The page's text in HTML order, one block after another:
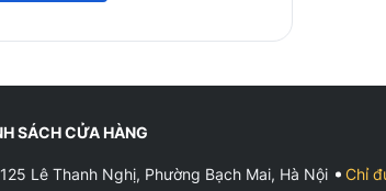
SÁCH CỬA HÀNG
125 Lê Thanh Nghị, Phường Bạch Mai, Hà Nội
Chỉ